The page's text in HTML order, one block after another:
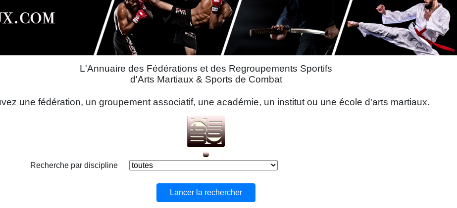
L'Annuaire des Fédérations et des Regroupements Sportifs
d'Arts Martiaux & Sports de Combat
une fédération, un groupement associatif, une académie, un institut ou une école d'arts martiaux.
Recherche par discipline